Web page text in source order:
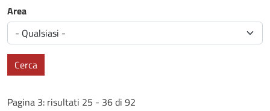
Area
Cerca
Pagina 3: risultati 25 - 36 di 92